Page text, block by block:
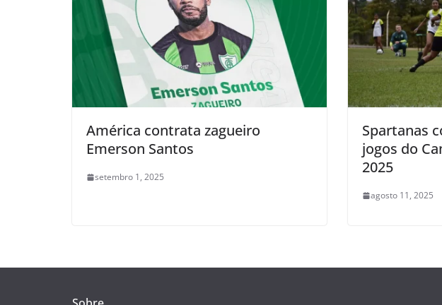
América contrata zagueiro
Emerson Santos
setembro 1, 2025
Spartanas
jogos do
2025
agosto 11, 2025